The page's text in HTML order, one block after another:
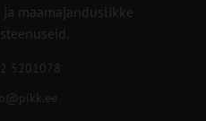
maamajanduslikke
5201078